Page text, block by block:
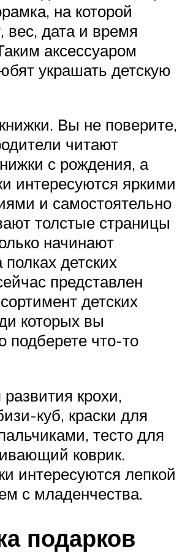
на которой
вес, дата и время
аксессуаром
украшать детскую
Вы не поверите,
читают
с рождения, а
интересуются яркими
и самостоятельно
толстые страницы
начинают
детских
представлен
детских
которых вы
подберете что-то
крохи,
куб, краски для
тесто для
коврик.
интересуются лепкой
с младенчества.
подарков